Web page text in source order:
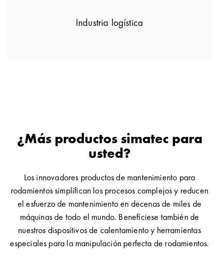
Industria logística
¿Más productos simatec para
usted?
Los innovadores productos de mantenimiento para
rodamientos simplifican los procesos complejos y reducen
el esfuerzo de mantenimiento en decenas de miles de
máquinas de todo el mundo. Benefíciese también de
nuestros dispositivos de calentamiento y herramientas
especiales para la manipulación perfecta de rodamientos.